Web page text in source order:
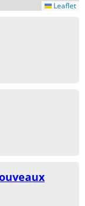
Leaflet